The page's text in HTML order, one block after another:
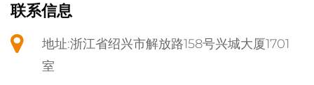
联系信息
地址:浙江省绍兴市解放路158号兴城大厦1701
室